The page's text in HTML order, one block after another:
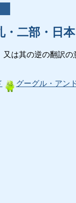
・二部・日
は其の逆の翻訳
グーグル・アン